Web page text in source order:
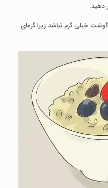
دهید.
خیلی گرم نباشد زیرا گرمای